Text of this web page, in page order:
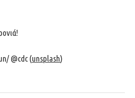
@cdc (unsplash)